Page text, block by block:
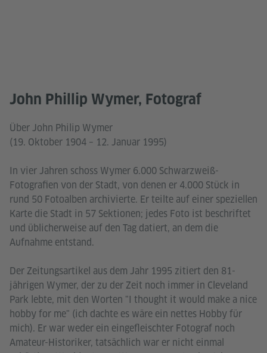
John Phillip Wymer, Fotograf
Über John Philip Wymer
(19. Oktober 1904 – 12. Januar 1995)
In vier Jahren schoss Wymer 6.000 Schwarzweiß-
Fotografien von der Stadt, von denen er 4.000 Stück in
rund 50 Fotoalben archivierte. Er teilte auf einer speziellen
Karte die Stadt in 57 Sektionen; jedes Foto ist beschriftet
und üblicherweise auf den Tag datiert, an dem die
Aufnahme entstand.
Der Zeitungsartikel aus dem Jahr 1995 zitiert den 81-
jährigen Wymer, der zu der Zeit noch immer in Cleveland
Park lebte, mit den Worten "I thought it would make a nice
hobby for me" (ich dachte es wäre ein nettes Hobby für
mich). Er war weder ein eingefleischter Fotograf noch
Amateur-Historiker, tatsächlich war er nicht einmal